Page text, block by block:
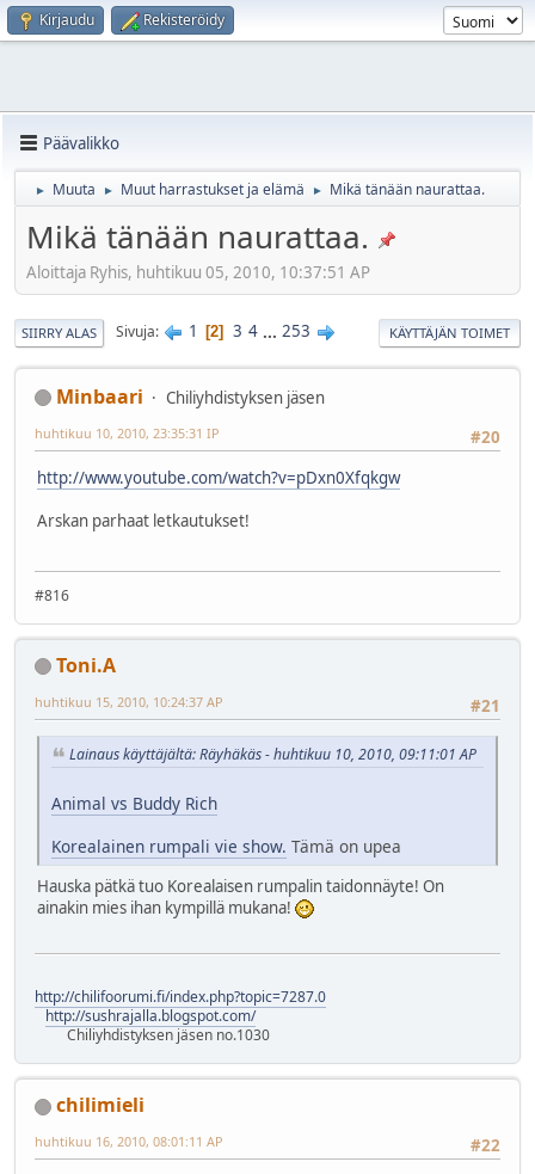
Kirjaudu Rekisteröidy
Päävalikko
► Muuta ► Muut harrastukset ja elämä ► Mikä tänään naurattaa.
Mikä tänään naurattaa.
Aloittaja Ryhis, huhtikuu 05, 2010, 10:37:51 AP
SIIRRY ALAS Sivuja 1 2 3 4 ... 253 KÄYTTÄJÄN TOIMET
Minbaari
Chiliyhdistyksen jäsen
#20
huhtikuu 10, 2010, 23:35:31 IP
http://www.youtube.com/watch?v=pDxn0Xfqkgw
Arskan parhaat letkautukset!
#816
Toni.A
#21
huhtikuu 15, 2010, 10:24:37 AP
Lainaus käyttäjältä: Räyhäkäs - huhtikuu 10, 2010, 09:11:01 AP
Animal vs Buddy Rich
Korealainen rumpali vie show. Tämä on upea
Hauska pätkä tuo Korealaisen rumpalin taidonnäyte! On
ainakin mies ihan kympillä mukana!
http://chilifoorumi.fi/index.php?topic=7287.0
http://sushrajalla.blogspot.com/
Chiliyhdistyksen jäsen no.1030
chilimieli
#22
huhtikuu 16, 2010, 08:01:11 AP